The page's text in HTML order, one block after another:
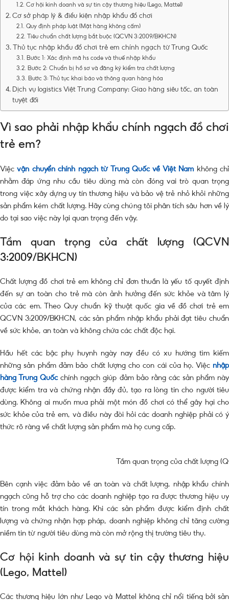
Cơ hội kinh doanh và sự tin cậy thương hiệu (Lego, Mattel)
Cơ sở pháp lý & điều kiện nhập khẩu đồ chơi
Quy định pháp luật (Mặt hàng không cấm)
Tiêu chuẩn chất lượng bắt buộc (QCVN 3:2009/BKHCN)
Thủ tục nhập khẩu đồ chơi trẻ em chính ngạch từ Trung Quốc
Bước 1: Xác định mã hs code và thuế nhập khẩu
Bước 2: Chuẩn bị hồ sơ và đăng ký kiểm tra chất lượng
Bước 3: Thủ tục khai báo và thông quan hàng hóa
Dịch vụ logistics Việt Trung Company: Giao hàng siêu tốc, an toàn
tuyệt đối
Vì sao phải nhập khẩu chính ngạch đồ chơi
trẻ em?
Việcvận chuyển chính ngạch từ Trung Quốc về Việt Namkhông chỉ
nhằm đáp ứng nhu cầu tiêu dùng mà còn đóng vai trò quan trọng
trong việc xây dựng uy tín thương hiệu và bảo vệ trẻ nhỏ khỏi những
sản phẩm kém chất lượng. Hãy cùng chúng tôi phân tích sâu hơn về lý
do tại sao việc này lại quan trọng đến vậy.
Tầm quan trọng của chất lượng (QCVN
3:2009/BKHCN)
Chất lượng đồ chơi trẻ em không chỉ đơn thuần là yếu tố quyết định
đến sự an toàn cho trẻ mà còn ảnh hưởng đến sức khỏe và tâm lý
của các em. Theo Quy chuẩn kỹ thuật quốc gia về đồ chơi trẻ em
QCVN 3:2009/BKHCN, các sản phẩm nhập khẩu phải đạt tiêu chuẩn
về sức khỏe, an toàn và không chứa các chất độc hại.
Hầu hết các bậc phụ huynh ngày nay đều có xu hướng tìm kiếm
những sản phẩm đảm bảo chất lượng cho con cái của họ. Việc nhập
hàng Trung Quốcchính ngạch giúp đảm bảo rằng các sản phẩm này
được kiểm tra và chứng nhận đầy đủ, tạo ra lòng tin cho người tiêu
dùng. Không ai muốn mua phải một món đồ chơi có thể gây hại cho
sức khỏe của trẻ em, và điều này đòi hỏi các doanh nghiệp phải có ý
thức rõ ràng về chất lượng sản phẩm mà họ cung cấp.
Tầm quan trọng của chất lượng
Bên cạnh việc đảm bảo về an toàn và chất lượng, nhập khẩu chính
ngạch cũng hỗ trợ cho các doanh nghiệp tạo ra được thương hiệu uy
tín trong mắt khách hàng. Khi các sản phẩm được kiểm định chất
lượng và chứng nhận hợp pháp, doanh nghiệp không chỉ tăng cường
niềm tin từ người tiêu dùng mà còn mở rộng thị trường tiêu thụ.
Cơ hội kinh doanh và sự tin cậy thương hiệu
(Lego, Mattel)
Các thương hiệu lớn như Lego và Mattel không chỉ nổi tiếng bởi sản